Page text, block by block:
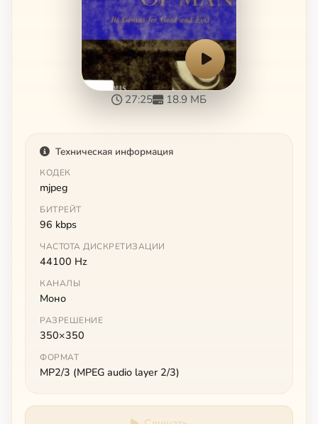
27:25 18.9 МБ
Техническая информация
КОДЕК
mjpeg
БИТРЕЙТ
96 kbps
ЧАСТОТА ДИСКРЕТИЗАЦИИ
44100 Hz
КАНАЛЫ
Моно
РАЗРЕШЕНИЕ
350×350
ФОРМАТ
MP2/3 (MPEG audio layer 2/3)